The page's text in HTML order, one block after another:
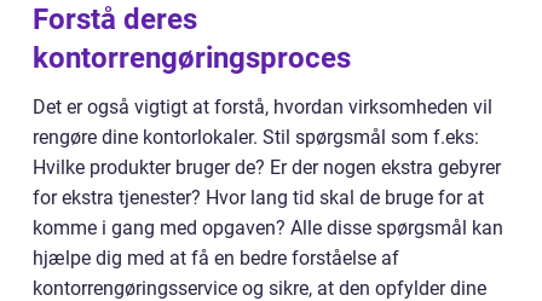
Forstå deres
kontorrengøringsproces
Det er også vigtigt at forstå, hvordan virksomheden vil
rengøre dine kontorlokaler. Stil spørgsmål som f.eks:
Hvilke produkter bruger de? Er der nogen ekstra gebyrer
for ekstra tjenester? Hvor lang tid skal de bruge for at
komme i gang med opgaven? Alle disse spørgsmål kan
hjælpe dig med at få en bedre forståelse af
kontorrengøringsservice og sikre, at den opfylder dine